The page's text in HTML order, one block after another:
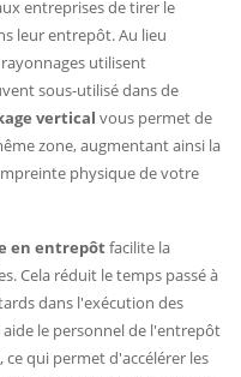
entreprises de tirer le
leur entrepôt. Au lieu
utilisent
sous-utilisé dans de
vertical vous permet de
zone, augmentant ainsi la
physique de votre
en entrepôtfacilite la
Cela réduit le temps passé à
dans l'exécution des
le personnel de l'entrepôt
qui permet d'accélérer les